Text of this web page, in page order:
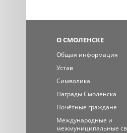
О СМОЛЕНСКЕ
Общая информация
Устав
Символика
Награды Смоленска
Почётные граждане
Международные и
межмуниципальные